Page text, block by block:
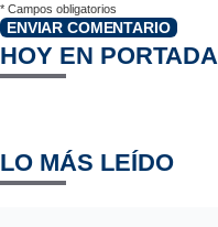
* Campos obligatorios
ENVIAR COMENTARIO
HOY EN PORTADA
LO MÁS LEÍDO